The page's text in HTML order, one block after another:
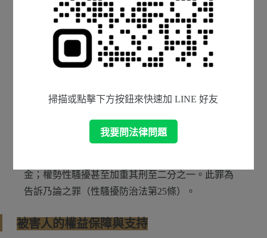
性騷擾處6萬至60萬元罰鍰（性騷擾防治法第27
民事損害賠償：被害人得請求財產或非財產上之損
害賠償、精神慰撫金，被害人並得請求回覆名譽之
刑事責任：意圖性騷擾，乘人不及抗拒而為親吻、
擁抱或觸摸臀部、胸部或其他私密部位者，最重可
金；權勢性騷擾甚至加重其刑至二分之一。此罪為
告訴乃論之罪（性騷擾防治法第25條）。
被害人的權益保障與支持
掃描或點擊下方按鈕來快速加 LINE 好友
我要問法律問題